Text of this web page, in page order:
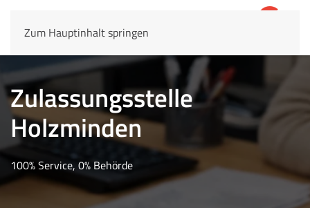
Zum Hauptinhalt springen
Zulassungsstelle
Holzminden
100% Service, 0% Behörde